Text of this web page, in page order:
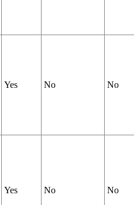
Yes No No
Yes No No